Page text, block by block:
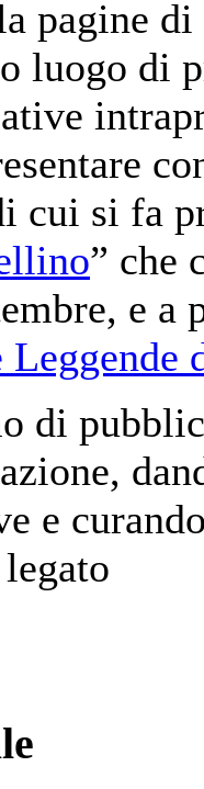
pagine
luogo di
cui si fa
” che
e a
di
e